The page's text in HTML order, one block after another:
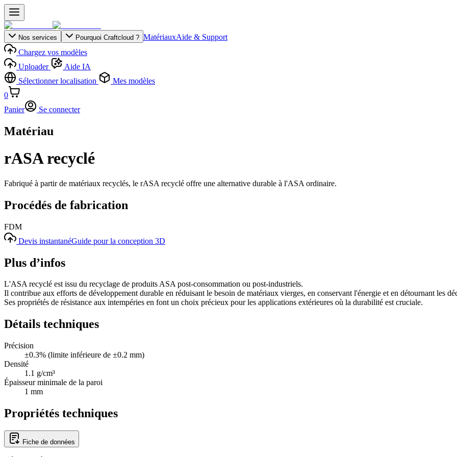
Nos services Pourquoi Craftcloud ? MatériauxAide & Support
Chargez vos modèles
Uploader
Aide IA
Sélectionner localisation
Mes modèles
0
Panier
Se connecter
Matériau
rASA recyclé
Fabriqué à partir de matériaux recyclés, le rASA recyclé offre une alternative durable à l'ASA ordinaire.
Procédés de fabrication
FDM
Devis instantanéGuide pour la conception 3D
Plus d’infos
L'ASA recyclé est issu du recyclage de produits ASA post-consommation ou post-industriels.
Il contribue aux efforts de développement durable en réduisant le besoin de matériaux vierges, en conservant l'énergie et en détournant les
Ses propriétés de résistance aux intempéries en font un choix précieux pour les applications extérieures où la durabilité est cruciale.
Détails techniques
Précision
±0.3% (limite inférieure de ±0.2 mm)
Densité
1.1 g/cm³
Épaisseur minimale de la paroi
1 mm
Propriétés techniques
Fiche de données